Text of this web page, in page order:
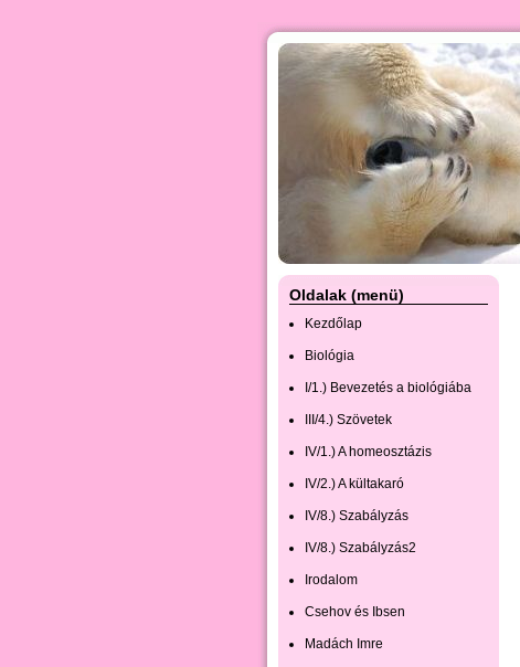
Oldalak (menü)
Kezdőlap
Biológia
I/1.) Bevezetés a biológiába
III/4.) Szövetek
IV/1.) A homeosztázis
IV/2.) A kültakaró
IV/8.) Szabályzás
IV/8.) Szabályzás2
Irodalom
Csehov és Ibsen
Madách Imre